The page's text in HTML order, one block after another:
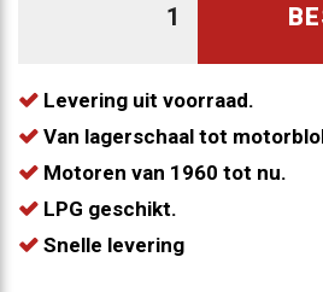
Levering uit voorraad.
Van lagerschaal tot
Motoren van 1960 tot nu.
LPG geschikt.
Snelle levering